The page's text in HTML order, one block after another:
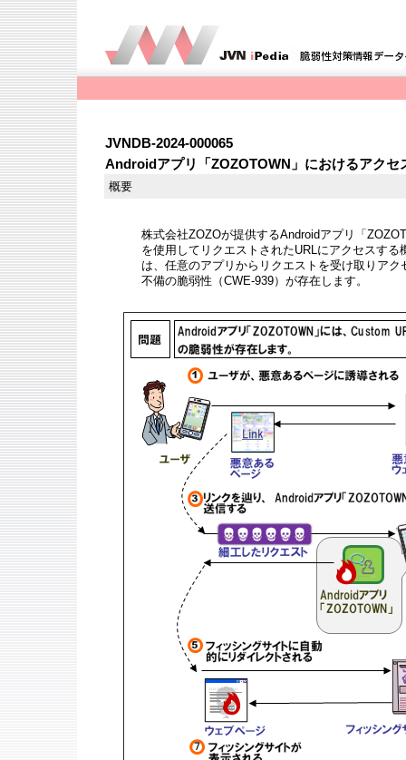
JVNDB-2024-000065
Androidアプリ「ZOZOTOWN」におけるアクセ
概要
株式会社ZOZOが提供するAndroidアプリ「
を使用してリクエストされたURLにアクセスす
は、任意のアプリからリクエストを受け取りア
不備の脆弱性（CWE-939）が存在します。